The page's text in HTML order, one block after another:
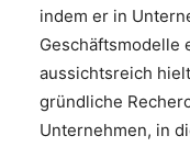
indem er in
Geschäftsmodelle
aussichtsreich
gründliche
Unternehmen, in